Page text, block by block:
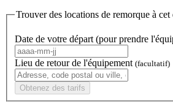
Trouver des locations de remorque à cet
Date de votre départ (pour prendre
Lieu de retour de l'équipement (facultatif)
Obtenez des tarifs